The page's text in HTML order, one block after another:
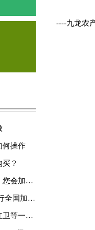
何操作
？
【盛通四方】现货交易中，您会加仓吗？
盛通四方高铁专列首发 通行全国加速品牌发展
汉中市委副书记、市长方红卫等一行人莅临盛通四方企业进行视察指导工作
----九龙农